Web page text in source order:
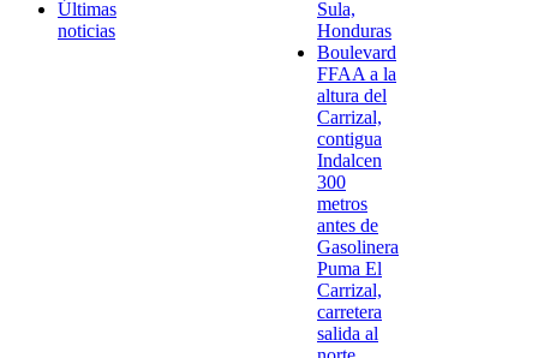
Últimas
noticias
Sula,
Honduras
Boulevard
FFAA a la
altura del
Carrizal,
contigua
Indalcen
300
metros
antes de
Gasolinera
Puma El
Carrizal,
carretera
salida al